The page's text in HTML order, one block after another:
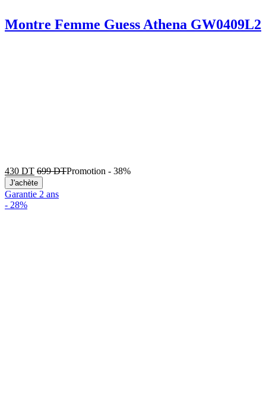
Montre Femme Guess Athena GW0409L2
430 DT 699DTPromotion - 38%
J'achète
Garantie 2 ans
- 28%